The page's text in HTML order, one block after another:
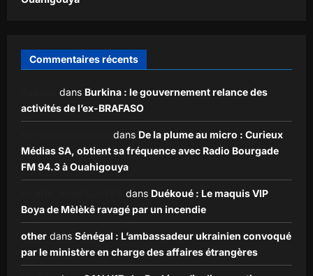
Commentaires récents
dans Burkina : le gouvernement relance des
activités de l’ex-BRAFASO
dans De la plume au micro : Curieux
Médias SA, obtient sa fréquence avec Radio Bourgade
FM 94.3 à Ouahigouya
dans Duékoué : Le maquis VIP
Boya de Mèlèkê ravagé par un incendie
other dans Sénégal : L’ambassadeur ukrainien convoqué
par le ministère en charge des affaires étrangères